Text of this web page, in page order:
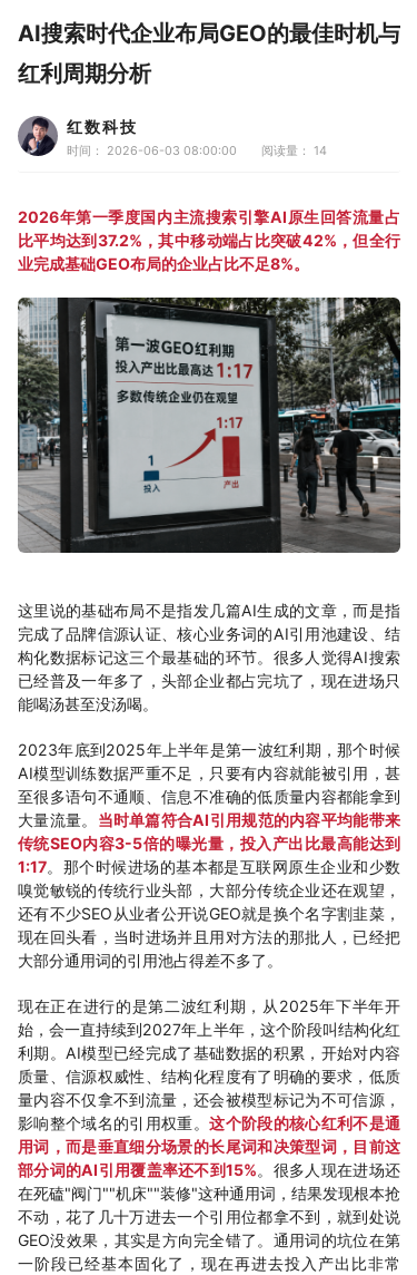
AI搜索时代企业布局GEO的最佳时机与
红利周期分析
红数科技
时间： 2026-06-03 08:00:00 阅读量： 14
2026年第一季度国内主流搜索引擎AI原生回答流量占
比平均达到37.2%，其中移动端占比突破42%，但全行
业完成基础GEO布局的企业占比不足8%。
这里说的基础布局不是指发几篇AI生成的文章，而是指
完成了品牌信源认证、核心业务词的AI引用池建设、结
构化数据标记这三个最基础的环节。很多人觉得AI搜索
已经普及一年多了，头部企业都占完坑了，现在进场只
能喝汤甚至没汤喝。
2023年底到2025年上半年是第一波红利期，那个时候
AI模型训练数据严重不足，只要有内容就能被引用，甚
至很多语句不通顺、信息不准确的低质量内容都能拿到
大量流量。 当时单篇符合AI引用规范的内容平均能带来
传统SEO内容3-5倍的曝光量，投入产出比最高能达到
1:17。那个时候进场的基本都是互联网原生企业和少数
嗅觉敏锐的传统行业头部，大部分传统企业还在观望，
还有不少SEO从业者公开说GEO就是换个名字割韭菜，
现在回头看，当时进场并且用对方法的那批人，已经把
大部分通用词的引用池占得差不多了。
现在正在进行的是第二波红利期，从2025年下半年开
始，会一直持续到2027年上半年，这个阶段叫结构化红
利期。AI模型已经完成了基础数据的积累，开始对内容
质量、信源权威性、结构化程度有了明确的要求，低质
量内容不仅拿不到流量，还会被模型标记为不可信源，
影响整个域名的引用权重。这个阶段的核心红利不是通
用词，而是垂直细分场景的长尾词和决策型词，目前这
部分词的AI引用覆盖率还不到15%。很多人现在进场还
在死磕"阀门""机床""装修"这种通用词，结果发现根本抢
不动，花了几十万进去一个引用位都拿不到，就到处说
GEO没效果，其实是方向完全错了。通用词的坑位在第
一阶段已经基本固化了，现在再进去投入产出比非常